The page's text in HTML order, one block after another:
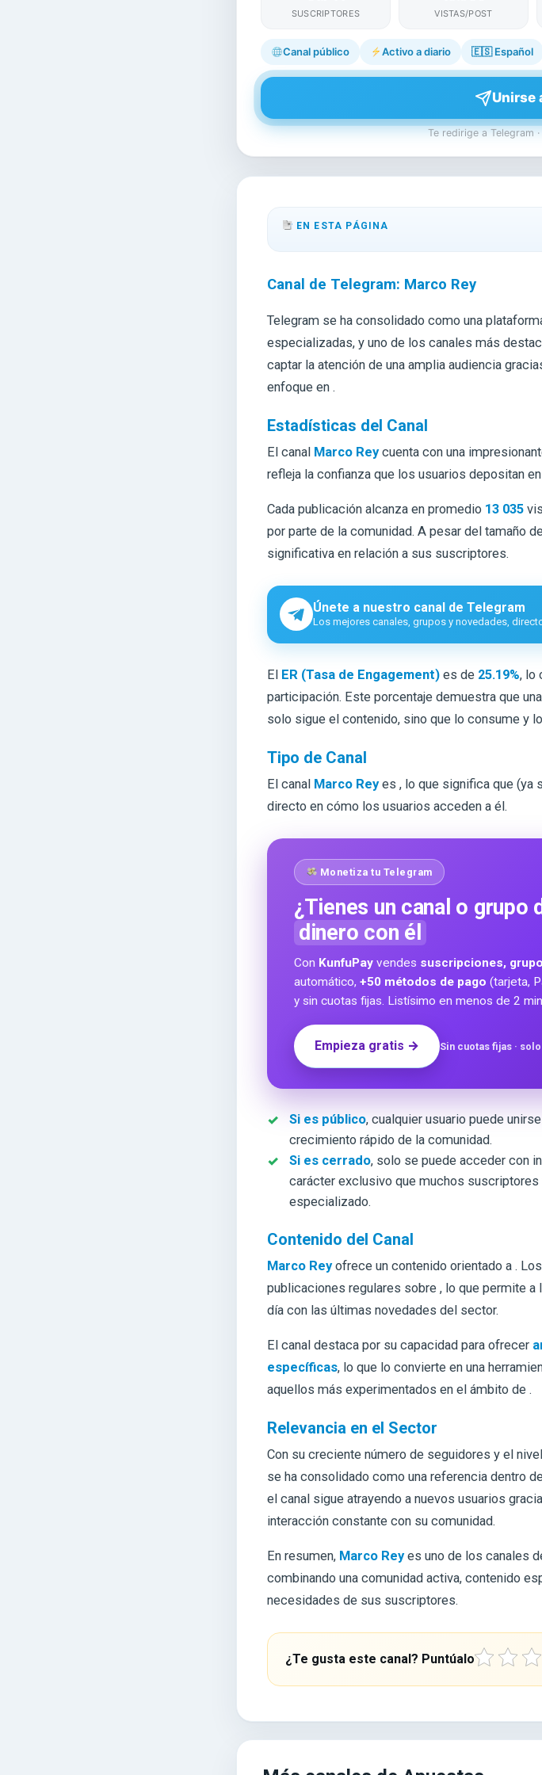
SUSCRIPTORES VISTAS/POST
Canal público Activo a diario 🇪🇸Español
Unirse
Te redirige a Telegram ·
EN ESTA PÁGINA
Canal de Telegram: Marco Rey
Telegram se ha consolidado como una
especializadas, y uno de los canales más
captar la atención de una amplia audiencia
enfoque en .
Estadísticas del Canal
El canal Marco Reycuenta con una
refleja la confianza que los usuarios depositan
Cada publicación alcanza en promedio 13 035
por parte de la comunidad. A pesar del tamaño
significativa en relación a sus suscriptores.
Únete a nuestro canal de Telegram
Los mejores canales, grupos y novedades,
El ER (Tasa de Engagement) es de 25.19%, lo
participación. Este porcentaje demuestra que
solo sigue el contenido, sino que lo consume y
Tipo de Canal
El canal Marco Reyes , lo que significa que (ya
directo en cómo los usuarios acceden a él.
Monetiza tu Telegram
¿Tienes un canal o grupo
dinero con él
Con KunfuPay vendes suscripciones,
automático, +50 métodos de pago (tarjeta,
y sin cuotas fijas. Listísimo en menos de 2
Empieza gratis → Sin cuotas fijas ·
Si es público, cualquier usuario puede
crecimiento rápido de la comunidad.
Si es cerrado, solo se puede acceder con
carácter exclusivo que muchos
especializado.
Contenido del Canal
Marco Reyofrece un contenido orientado a .
publicaciones regulares sobre , lo que permite
día con las últimas novedades del sector.
El canal destaca por su capacidad para ofrecer
específicas, lo que lo convierte en una
aquellos más experimentados en el ámbito de .
Relevancia en el Sector
Con su creciente número de seguidores y el
se ha consolidado como una referencia dentro
el canal sigue atrayendo a nuevos usuarios
interacción constante con su comunidad.
En resumen, Marco Reyes uno de los canales
combinando una comunidad activa, contenido
necesidades de sus suscriptores.
¿Te gusta este canal? Puntúalo